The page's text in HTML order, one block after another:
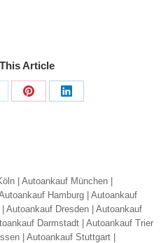
Article
Share
Share
Autoankauf München
Hamburg
Autoankauf
Autoankauf Dresden
Autoankauf
Darmstadt
Autoankauf Trier
Autoankauf Stuttgart